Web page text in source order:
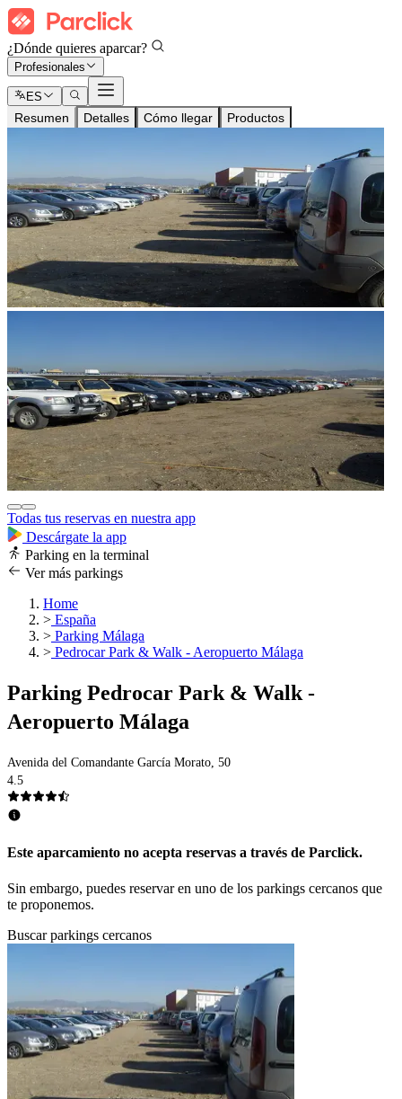
¿Dónde quieres aparcar?
Profesionales
ES
Resumen Detalles Cómo llegar Productos
Todas tus reservas en nuestra app
Descárgate la app
Parking en la terminal
Ver más parkings
Home
> España
> Parking Málaga
> Pedrocar Park & Walk - Aeropuerto Málaga
Parking Pedrocar Park & Walk -
Aeropuerto Málaga
Avenida del Comandante García Morato, 50
4.5
Este aparcamiento no acepta reservas a través de Parclick.
Sin embargo, puedes reservar en uno de los parkings cercanos que
te proponemos.
Buscar parkings cercanos